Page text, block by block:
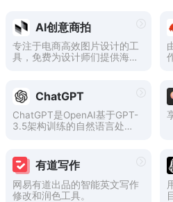
AI创意商拍
专注于电商高效图片设计的工
具，免费为设计师们提供海量
技术，帮助设计师们实现10秒
搞定所有电商物料，更高效，
更智能！
ChatGPT
ChatGPT是OpenAI基于GPT-
3.5架构训练的自然语言处理
智能水平。ChatGPT已被广泛
应用于智能客服、智能写作、
智能翻译等领域，是自然语言
处理领域的重要工具之一。
有道写作
网易有道出品的智能英文写作
修改和润色工具。